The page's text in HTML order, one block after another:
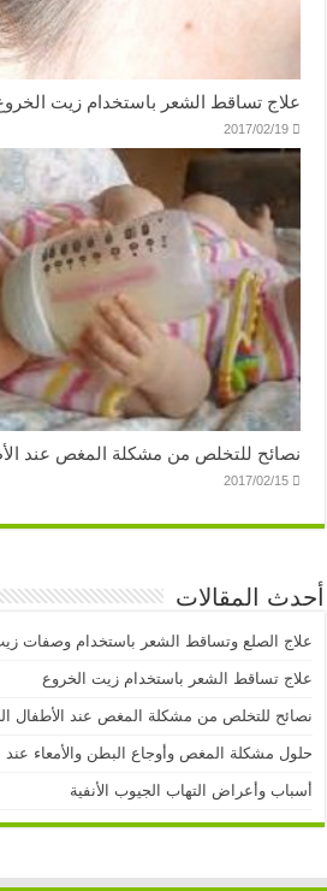
علاج تساقط الشعر باستخدام زيت
2017/02/19
نصائح للتخلص من مشكلة المغص عند
2017/02/15
أحدث المقالات
علاج الصلع وتساقط الشعر باستخدام وصفات
علاج تساقط الشعر باستخدام زيت الخروع
نصائح للتخلص من مشكلة المغص عند الأطفال
حلول مشكلة المغص وأوجاع البطن والأمعاء عند
أسباب وأعراض التهاب الجيوب الأنفية